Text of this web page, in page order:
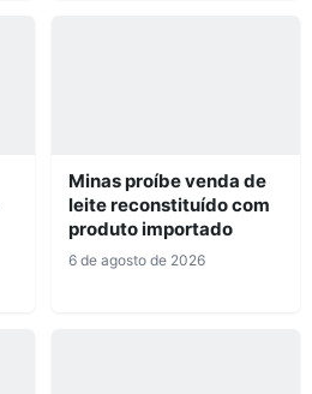
Minas proíbe venda de
leite reconstituído com
produto importado
6 de agosto de 2026